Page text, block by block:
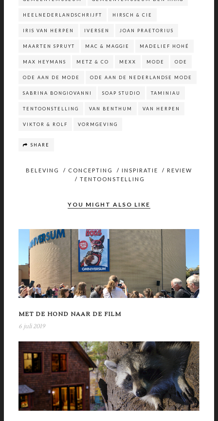
HEELNEDERLANDSCHRIJFT HIRSCH & CIE
IRIS VAN HERPEN IVERSEN JOAN PRAETORIUS
MAARTEN SPRUYT MAC & MAGGIE MADELIEF HOHÉ
MAX HEYMANS METZ & CO MEXX MODE ODE
ODE AAN DE MODE ODE AAN DE NEDERLANDSE MODE
SABRINA BONGIOVANNI SOAP STUDIO TAMINIAU
TENTOONSTELLING VAN BENTHUM VAN HERPEN
VIKTOR & ROLF VORMGEVING
SHARE
BELEVING / CONCEPTING / INSPIRATIE / REVIEW
/ TENTOONSTELLING
YOU MIGHT ALSO LIKE
MET DE HOND NAAR DE FILM
6 juli 2019